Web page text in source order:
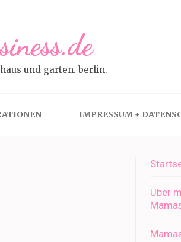
und garten. berlin.
IMPRESSUM +
Über